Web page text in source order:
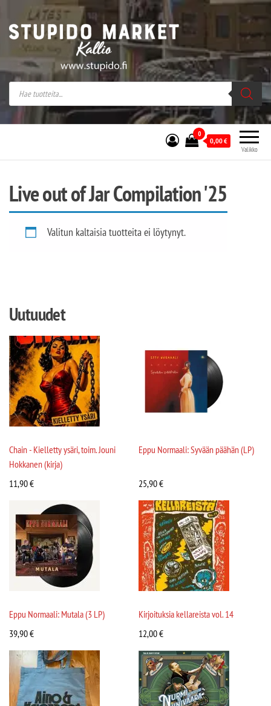
Stupido Market – verkossa ja kivijalassa
Stupido Market on vaihtoehtomusaan
erikoistunut verkko- sekä
kivijalkakauppa Helsingissä Kallion
sydämessä.
Valikko
0
0,00€
Live out of Jar Compilation '25
Valitun kaltaisia tuotteita ei löytynyt.
Uutuudet
Chain - Kielletty ysäri, toim. Jouni
Hokkanen (kirja)
11,90€
Eppu Normaali: Syvään päähän (LP)
25,90€
Eppu Normaali: Mutala (3 LP)
39,90€
Kirjoituksia kellareista vol. 14
12,00€